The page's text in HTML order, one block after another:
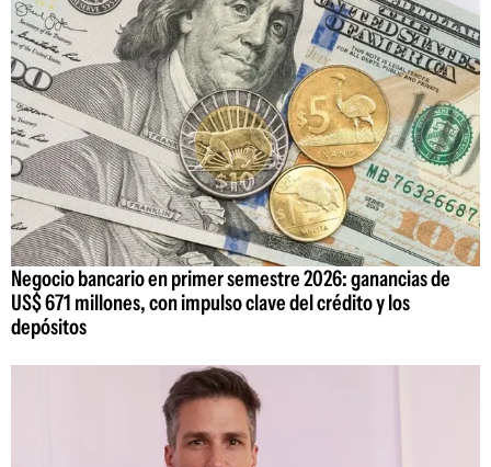
Negocio bancario en primer semestre 2026: ganancias de
US$ 671 millones, con impulso clave del crédito y los
depósitos